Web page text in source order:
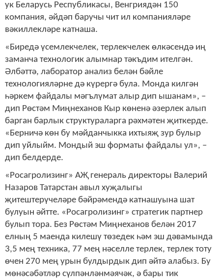
ук Беларусь Республикасы, Венгриядән 150
компания, әйдәп баручы чит ил компанияләре
вәкиллекләре катнаша.
«Биредә үсемлекчелек, терлекчелек өлкәсендә иң
заманча технологик алымнар тәкъдим ителгән.
Әлбәттә, лаборатор анализ белән бәйле
технологияләрне дә күрергә була. Монда килгән
һәркем файдалы мәгълүмат алыр дип ышанам», –
дип Рөстәм Миңнеханов Кыр көненә әзерлек алып
барган барлык структураларга рәхмәтен җиткерде.
«Берничә көн бу мәйданчыкка ихтыяҗ зур булыр
дип уйлыйм. Мондый эш форматы файдалы ул», –
дип белдерде.
«Росагролизинг» АҖ генераль директоры Валерий
Назаров Татарстан авыл хуҗалыгы
җитештерүчеләре бәйрәмендә катнашуына шат
булуын әйтте. «Росагролизинг» стратегик партнер
булып тора. Без Рөстәм Миңнеханов белән 2017
елның 5 маенда килешү төзедек һәм эш дәвамында
3,5 мең техника, 77 мең нәселле терлек, терлек тоту
өчен 270 мең урын булдырдык дип әйтә алабыз. Бу
мөнәсәбәтләр сүлпәнләнмәячәк, ә бары тик